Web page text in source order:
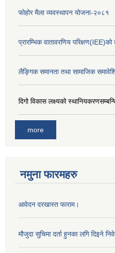
फोहोर मैला व्यवस्थापन योजना-२०८१
प्रारम्भिक वातावरणिय
लैङ्‍गिक समानता तथा सामाजिक
दिगो विकास लक्ष्यको
more
नमुना फारमहरु
आवेदन दरखास्त फाराम।
मौजुदा सुचिमा दर्ता हुनका लगि दिइने